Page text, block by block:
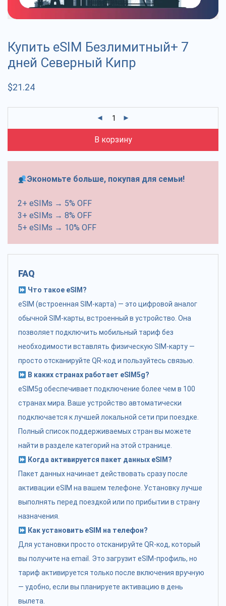
Купить eSIM Безлимитный+ 7
дней Северный Кипр
$21.24
В корзину
Экономьте больше, покупая для семьи!
2+ eSIMs → 5% OFF
3+ eSIMs → 8% OFF
5+ eSIMs → 10% OFF
FAQ
Что такое eSIM?
eSIM (встроенная SIM-карта) — это цифровой аналог
обычной SIM-карты, встроенный в устройство. Она
позволяет подключить мобильный тариф без
необходимости вставлять физическую SIM-карту —
просто отсканируйте QR-код и пользуйтесь связью.
В каких странах работает eSIM5g?
eSIM5g обеспечивает подключение более чем в 100
странах мира. Ваше устройство автоматически
подключается к лучшей локальной сети при поездке.
Полный список поддерживаемых стран вы можете
найти в разделе категорий на этой странице.
Когда активируется пакет данных eSIM?
Пакет данных начинает действовать сразу после
активации eSIM на вашем телефоне. Установку лучше
выполнять перед поездкой или по прибытии в страну
назначения.
Как установить eSIM на телефон?
Для установки просто отсканируйте QR-код, который
вы получите на email. Это загрузит eSIM-профиль, но
тариф активируется только после включения вручную
— удобно, если вы планируете активацию в день
вылета.